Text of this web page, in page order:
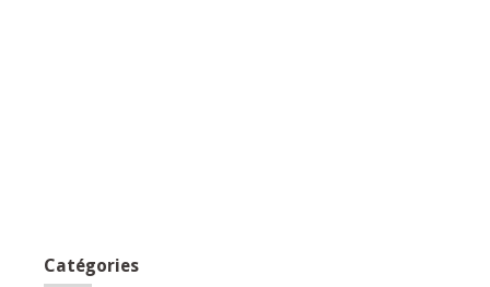
Catégories